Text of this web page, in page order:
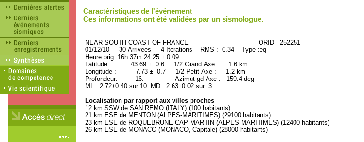
Caractéristiques de l'événement
Ces informations ont été validées par un sismologue.
NEAR SOUTH COAST OF FRANCE ORID : 252251
01/12/10 30 Arrivees 4 Iterations RMS : 0.34 Type :eq
Heure orig: 16h 37m 24.25 ± 0.09
Latitude : 43.69 ± 0.6 1/2 Grand Axe : 1.6 km
Longitude : 7.73 ± 0.7 1/2 Petit Axe : 1.2 km
Profondeur: 16. Azimut gd Axe : 159.4 deg
ML : 2.72±0.40 sur 10 MD : 2.63±0.02 sur 3
Localisation par rapport aux villes proches
12 km SSW de SAN REMO (ITALY) (100 habitants)
21 km ESE de MENTON (ALPES-MARITIMES) (29100 habitants)
23 km ESE de ROQUEBRUNE-CAP-MARTIN (ALPES-MARITIMES) (12400 habitants)
26 km ESE de MONACO (MONACO, Capitale) (28000 habitants)